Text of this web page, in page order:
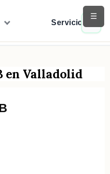
Servicios
en Valladolid
☰